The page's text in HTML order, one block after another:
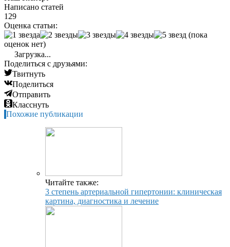
Написано статей
129
Оценка статьи:
(пока
оценок нет)
Загрузка...
Поделиться с друзьями:
Твитнуть
Поделиться
Отправить
Класснуть
Похожие публикации
Читайте также:
3 степень артериальной гипертонии: клиническая
картина, диагностика и лечение